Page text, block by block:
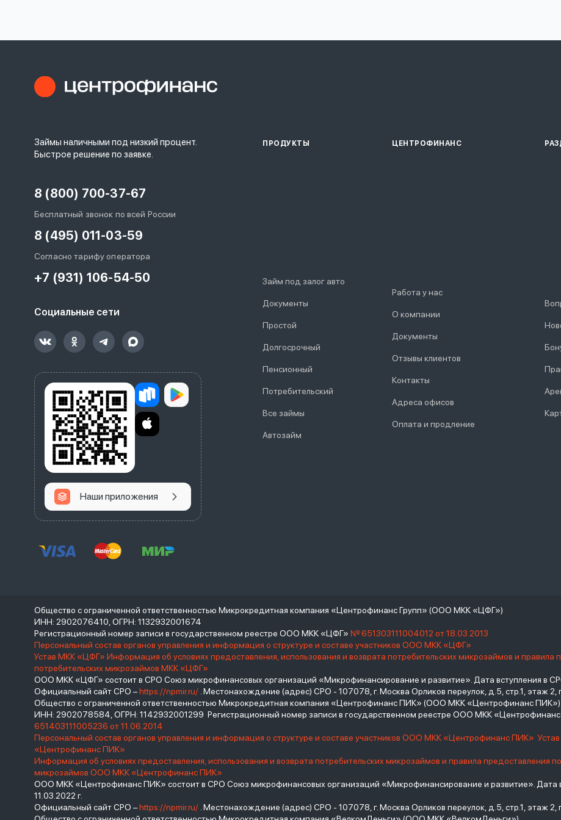
Займы наличными под низкий процент.
Быстрое решение по заявке.
8 (800) 700-37-67
Бесплатный звонок по всей России
8 (495) 011-03-59
Согласно тарифу оператора
+7 (931) 106-54-50
Социальные сети
Наши приложения
ПРОДУКТЫ
Займ под залог авто
Документы
Простой
Долгосрочный
Пенсионный
Потребительский
Все займы
Автозайм
ЦЕНТРОФИНАНС
Работа у нас
О компании
Документы
Отзывы клиентов
Контакты
Адреса офисов
Оплата и продление
Общество с ограниченной ответственностью Микрокредитная компания «Центрофинанс Групп» (ООО МКК «ЦФГ»)
ИНН: 2902076410, ОГРН: 1132932001674
Регистрационный номер записи в государственном реестре ООО МКК «ЦФГ» № 651303111004012 от 18.03.2013
Персональный состав органов управления и информация о структуре и составе участников ООО МКК «ЦФГ»
Устав МКК «ЦФГ» Информация об условиях предоставления, использования и возврата потребительских микрозаймов и правила
потребительских микрозаймов МКК «ЦФГ»
ООО МКК «ЦФГ» состоит в СРО Союз микрофинансовых организаций «Микрофинансирование и развитие». Дата вступления в
Официальный сайт СРО –https://npmir.ru/ . Местонахождение (адрес) СРО - 107078, г. Москва Орликов переулок, д.5, стр.1, этаж 2,
Общество с ограниченной ответственностью Микрокредитная компания «Центрофинанс ПИК» (ООО МКК «Центрофинанс ПИК»)
ИНН: 2902078584, ОГРН: 1142932001299 Регистрационный номер записи в государственном реестре ООО МКК
651403111005236 от 11.06.2014
Персональный состав органов управления и информация о структуре и составе участников ООО МКК «Центрофинанс ПИК»
«Центрофинанс ПИК»
Информация об условиях предоставления, использования и возврата потребительских микрозаймов и правила предоставления
микрозаймов ООО МКК «Центрофинанс ПИК»
ООО МКК «Центрофинанс ПИК» состоит в СРО Союз микрофинансовых организаций «Микрофинансирование и развитие». Дата
11.03.2022 г.
Официальный сайт СРО –https://npmir.ru/ . Местонахождение (адрес) СРО - 107078, г. Москва Орликов переулок, д.5, стр.1, этаж 2,
Войти под другим номером